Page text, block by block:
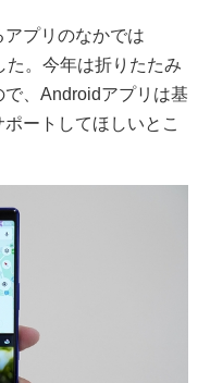
プリのなかでは
た。今年は折りたたみ
、Androidアプリは基
ートしてほしいとこ